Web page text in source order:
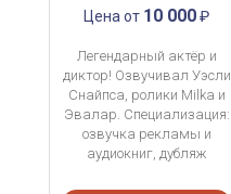
Цена от 10 000₽
Легендарный актёр и
диктор! Озвучивал Уэсли
Снайпса, ролики Milka и
Эвалар. Специализация:
озвучка рекламы и
аудиокниг, дубляж